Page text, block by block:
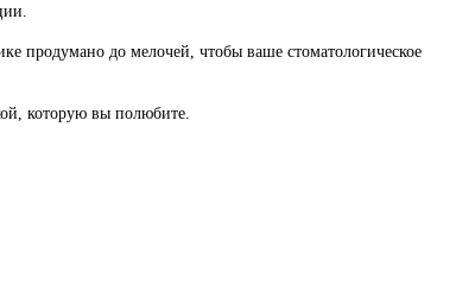
продумано до мелочей, чтобы ваше стоматологическое
которую вы полюбите.